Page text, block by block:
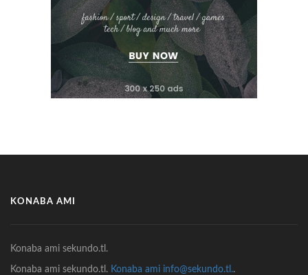
KONABA AMI
Konaba ami sekundo.tl.
Konaba ami sekundo.tl. Konaba ami info@sekundo.tl..